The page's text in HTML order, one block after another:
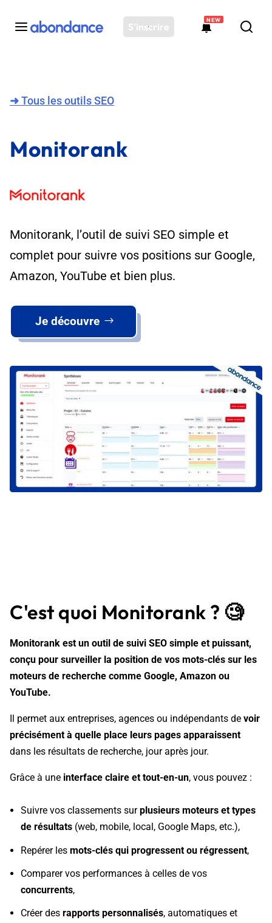
S'inscrire
NEW
Actus SEO
Solutions
Audit SEO
➜Tous les outils SEO
Monitorank
Monitorank, l’outil de suivi SEO simple et
complet pour suivre vos positions sur Google,
Amazon, YouTube et bien plus.
Je découvre
C'est quoi Monitorank ? 🧐
Monitorank est un outil de suivi SEO simple et puissant,
conçu pour surveiller la position de vos mots-clés sur les
moteurs de recherche comme Google, Amazon ou
YouTube.
Il permet aux entreprises, agences ou indépendants de voir
précisément à quelle place leurs pages apparaissent
dans les résultats de recherche, jour après jour.
Grâce à une interface claire et tout-en-un, vous pouvez :
Suivre vos classements surplusieurs moteurs et types
de résultats (web, mobile, local, Google Maps, etc.),
Repérer lesmots-clés qui progressent ou régressent,
Comparer vos performances à celles de vos
concurrents,
Créer desrapports personnalisés, automatiques et